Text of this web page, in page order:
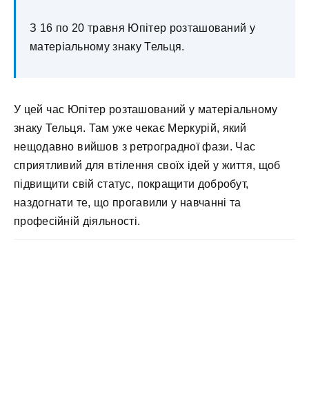
З 16 по 20 травня Юпітер розташований у
матеріальному знаку Тельця.
У цей час Юпітер розташований у матеріальному
знаку Тельця. Там уже чекає Меркурій, який
нещодавно вийшов з ретроградної фази. Час
сприятливий для втілення своїх ідей у життя, щоб
підвищити свій статус, покращити добробут,
наздогнати те, що прогавили у навчанні та
професійній діяльності.